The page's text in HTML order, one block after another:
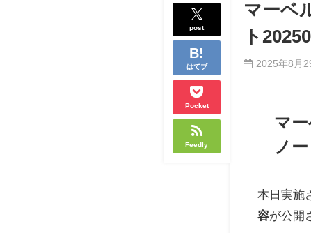
post
はてブ
Pocket
Feedly
マーベ
ト
2025年8月
マ
ノ
本日実施
容が公開